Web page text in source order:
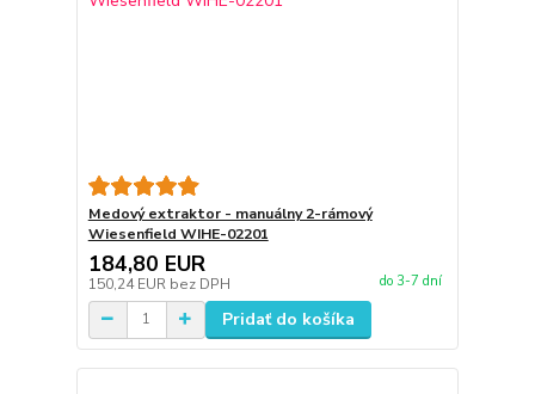
Medový extraktor - manuálny 2-rámový
Wiesenfield WIHE-02201
184,80 EUR
150,24 EUR bez DPH do 3-7 dní
Pridať do košíka